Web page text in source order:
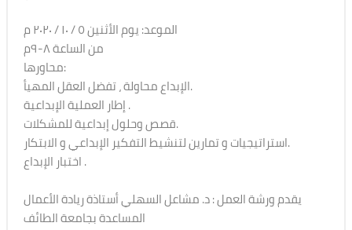
الموعد: يوم الأثنين ٥ / ١٠ / ٢٠٢٠ م
من الساعة ٨-٩م
محاورها:
الإبداع محاولة ، تفضل العقل المهيأ.
إطار العملية الإبداعية .
قصص وحلول إبداعية للمشكلات.
استراتيجيات و تمارين لتنشيط التفكير الإبداعي و الابتكار.
اختبار الإبداع .
يقدم ورشة العمل : د. مشاعل السهلي أستاذة ريادة الأعمال
المساعدة بجامعة الطائف